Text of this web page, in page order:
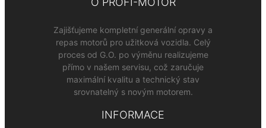
Zajišťujeme kompletní generální opravy a
repas motorů pro užitková vozidla. Celý
proces od G.O. po výměnu realizujeme
přímo v našem servisu, což zaručuje
maximální kvalitu a technický stav
srovnatelný s novým motorem.
INFORMACE